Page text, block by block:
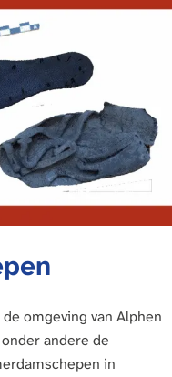
omgeving van Alphen
andere de
in